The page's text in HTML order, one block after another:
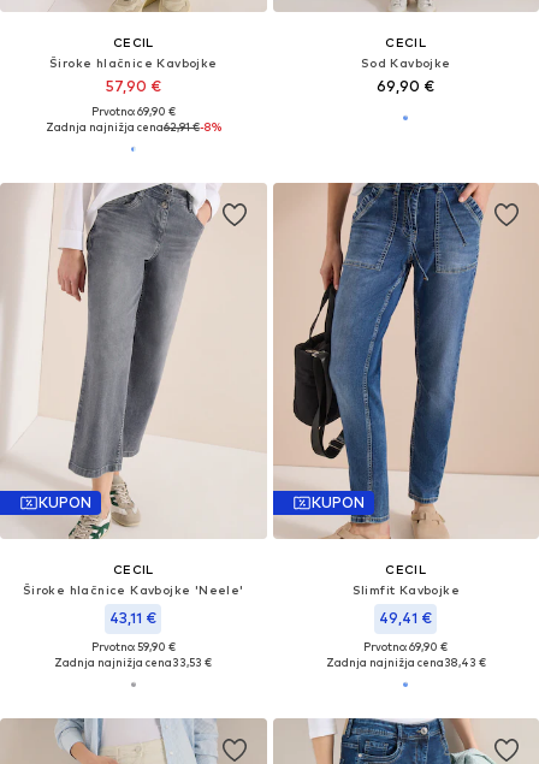
CECIL
Široke hlačnice Kavbojke
57,90 €
Prvotno: 69,90 €
Zadnja najnižja cena62,91 €-8%
CECIL
Sod Kavbojke
69,90 €
KUPON
CECIL
Široke hlačnice Kavbojke 'Neele'
43,11 €
Prvotno: 59,90 €
Zadnja najnižja cena33,53 €
KUPON
CECIL
Slimfit Kavbojke
49,41 €
Prvotno: 69,90 €
Zadnja najnižja cena38,43 €